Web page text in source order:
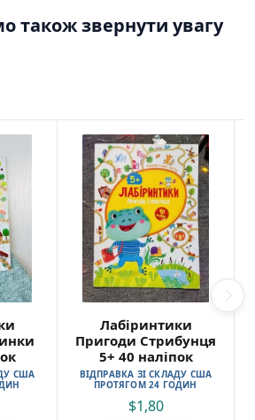
також звернути увагу
США
Лабіринтики
Пригоди Стрибунця
5+ 40 наліпок
ВІДПРАВКА ЗІ СКЛАДУ США
ПРОТЯГОМ 24 ГОДИН
$1,80